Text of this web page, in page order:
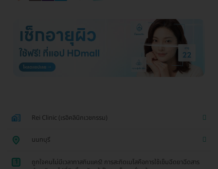
Rei Clinic (เรอิคลินิกเวชกรรม)
นนทบุรี
1
ถูกใจคนไม่มีเวลาทาสกินแคร์! การสะกิดเมโสคือการใช้เข็มฉีดยาฉีดสาร